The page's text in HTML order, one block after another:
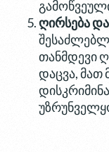
ღირსება და
თანმდევი
დაცვა, მათ